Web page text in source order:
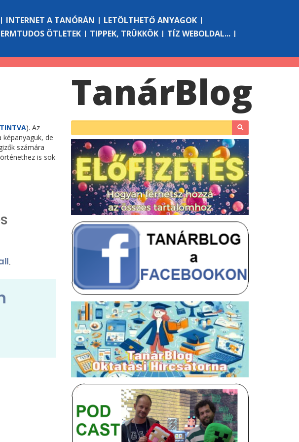
INTERNET A TANÓRÁN
LETÖLTHETŐ ANYAGOK
ÖTLETEK TIPPEK, TRÜKKÖK
TÍZ WEBOLDAL...
). Az
de
számára
is sok
TanárBlog